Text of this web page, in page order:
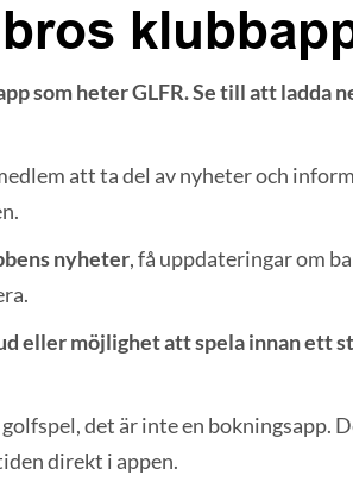
som heter GLFR. Se till att ladda
att ta del av nyheter och
nyheter, få uppdateringar om
eller möjlighet att spela innan ett
det är inte en bokningsapp.
direkt i appen.